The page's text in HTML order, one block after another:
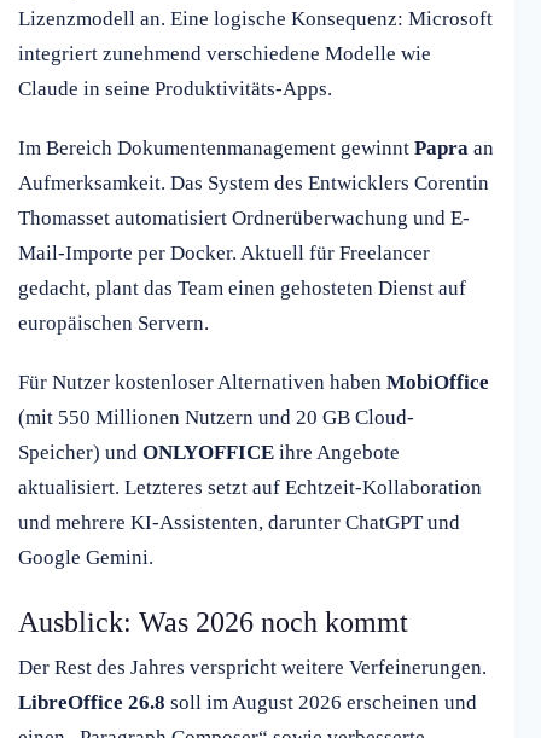
Lizenzmodell an. Eine logische Konsequenz: Microsoft
integriert zunehmend verschiedene Modelle wie
Claude in seine Produktivitäts-Apps.
Im Bereich Dokumentenmanagement gewinnt Papra an
Aufmerksamkeit. Das System des Entwicklers Corentin
Thomasset automatisiert Ordnerüberwachung und E-
Mail-Importe per Docker. Aktuell für Freelancer
gedacht, plant das Team einen gehosteten Dienst auf
europäischen Servern.
Für Nutzer kostenloser Alternativen haben MobiOffice
(mit 550 Millionen Nutzern und 20 GB Cloud-
Speicher) und ONLYOFFICE ihre Angebote
aktualisiert. Letzteres setzt auf Echtzeit-Kollaboration
und mehrere KI-Assistenten, darunter ChatGPT und
Google Gemini.
Ausblick: Was 2026 noch kommt
Der Rest des Jahres verspricht weitere Verfeinerungen.
LibreOffice 26.8 soll im August 2026 erscheinen und